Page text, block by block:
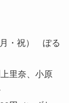
月・祝） ぽる
里奈、小原